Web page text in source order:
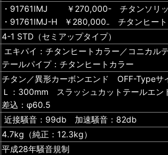
・91761IMJ ￥270,000- チタンソリッ
・91761IMJ-H ￥280,000₋ チタンヒート
4-1 STD（セミアップタイプ）
エキパイ：チタンヒートカラー／コニカル
テールパイプ：チタンヒートカラー
チタン／異形カーボンエンド OFF-Typeサ
Ｌ：300mm スラッシュカットテールエン
差込：φ60.5
近接騒音：99db 加速騒音：82db
4.7kg（純正：12.3kg）
平成28年騒音規制